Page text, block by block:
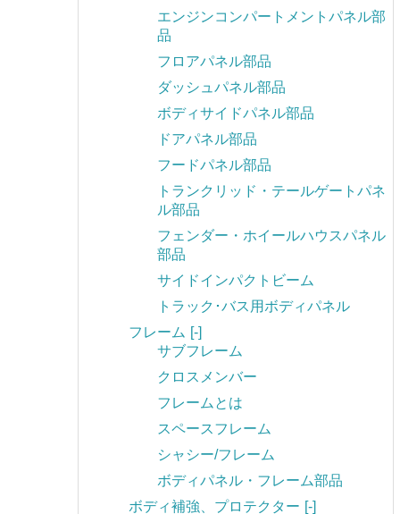
エンジンコンパートメントパネル部
品
フロアパネル部品
ダッシュパネル部品
ボディサイドパネル部品
ドアパネル部品
フードパネル部品
トランクリッド・テールゲートパネ
ル部品
フェンダー・ホイールハウスパネル
部品
サイドインパクトビーム
トラック･バス用ボディパネル
フレーム [-]
サブフレーム
クロスメンバー
フレームとは
スペースフレーム
シャシー/フレーム
ボディパネル・フレーム部品
ボディ補強、プロテクター [-]